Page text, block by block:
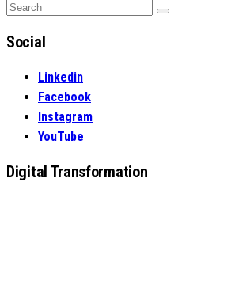
Search
Search
Social
Linkedin
Facebook
Instagram
YouTube
Digital Transformation